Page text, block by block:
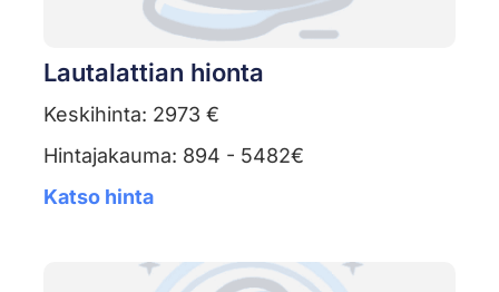
Lautalattian hionta
Keskihinta: 2973 €
Hintajakauma: 894 - 5482€
Katso hinta